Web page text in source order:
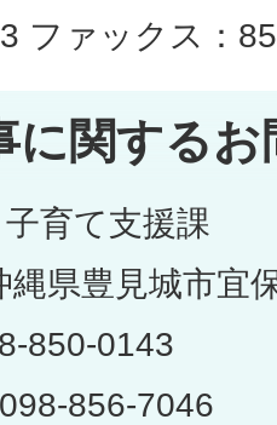
ファックス：
に関する
育て支援課
縄県豊見城市宜
850-0143
856-7046